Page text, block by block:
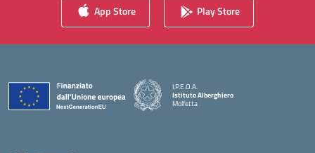
App Store Play Store
I.P.E.O.A.
Istituto Alberghiero
Molfetta